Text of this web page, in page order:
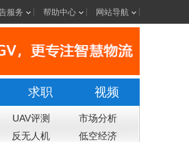
服务 帮助中心 网站导航
求职 视频
UAV评测
市场分析
反无人机 低空经济